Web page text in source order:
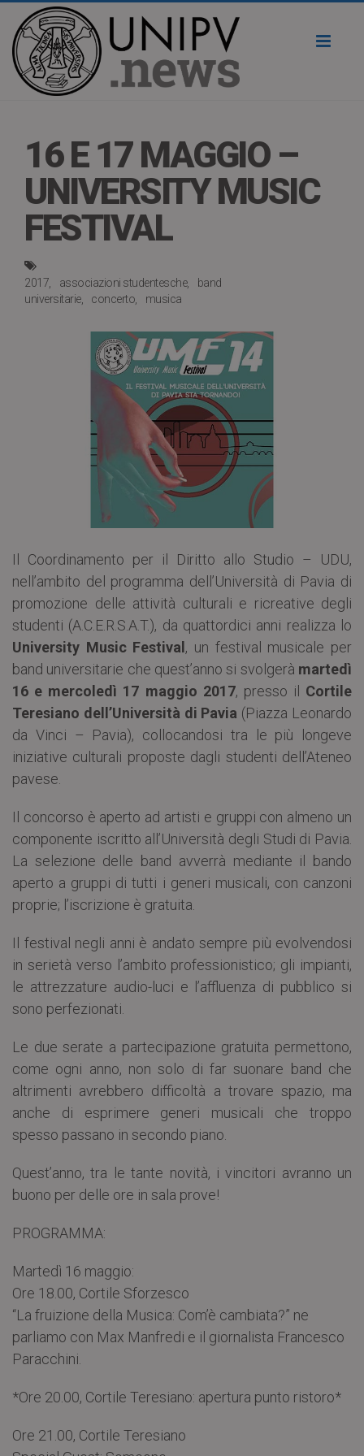
16 E 17 MAGGIO –
UNIVERSITY MUSIC
FESTIVAL
2017 associazioni studentesche
band
universitarie
concerto musica
Il Coordinamento per il Diritto allo Studio – UDU,
nell’ambito del programma dell’Università di Pavia di
promozione delle attività culturali e ricreative degli
studenti (A.C.E.R.S.A.T.), da quattordici anni realizza lo
University Music Festival , un festival musicale per
band universitarie che quest’anno si svolgerà martedì
16 e mercoledì 17 maggio 2017, presso il Cortile
Teresiano dell’Università di Pavia (Piazza Leonardo
da Vinci – Pavia), collocandosi tra le più longeve
iniziative culturali proposte dagli studenti dell’Ateneo
pavese.
Il concorso è aperto ad artisti e gruppi con almeno un
componente iscritto all’Università degli Studi di Pavia.
La selezione delle band avverrà mediante il bando
aperto a gruppi di tutti i generi musicali, con canzoni
proprie; l’iscrizione è gratuita.
Il festival negli anni è andato sempre più evolvendosi
in serietà verso l’ambito professionistico; gli impianti,
le attrezzature audio-luci e l’affluenza di pubblico si
sono perfezionati.
Le due serate a partecipazione gratuita permettono,
come ogni anno, non solo di far suonare band che
altrimenti avrebbero difficoltà a trovare spazio, ma
anche di esprimere generi musicali che troppo
spesso passano in secondo piano.
Quest’anno, tra le tante novità, i vincitori avranno un
buono per delle ore in sala prove!
PROGRAMMA:
Martedì 16 maggio:
Ore 18.00, Cortile Sforzesco
“La fruizione della Musica: Com’è cambiata?” ne
parliamo con Max Manfredi e il giornalista Francesco
Paracchini.
*Ore 20.00, Cortile Teresiano: apertura punto ristoro*
Ore 21.00, Cortile Teresiano